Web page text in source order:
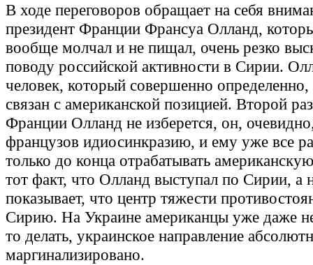
В ходе переговоров обращает на себя
президент Франции Франсуа Олланд,
вообще молчал и не пищал, очень резко
поводу российской активности в Сирии.
человек, который совершенно
связан с американской позицией. Второй
Франции Олланд не изберется, он,
французов идиосинкразию, и ему уже все
только до конца отрабатывать
тот факт, что Олланд выступал по Сирии, а
показывает, что центр тяжести
Сирию. На Украине американцы уже даже
то делать, украинское направление
маргинализировано.